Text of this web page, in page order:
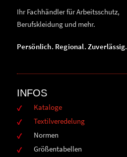
Ihr Fachhändler für Arbeitsschutz,
Berufskleidung und mehr.
Persönlich. Regional. Zuverlässig.
INFOS
Kataloge
Textilveredelung
Normen
Größentabellen